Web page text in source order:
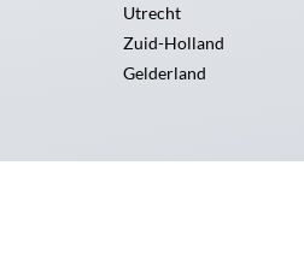
Utrecht
Zuid-Holland
Gelderland